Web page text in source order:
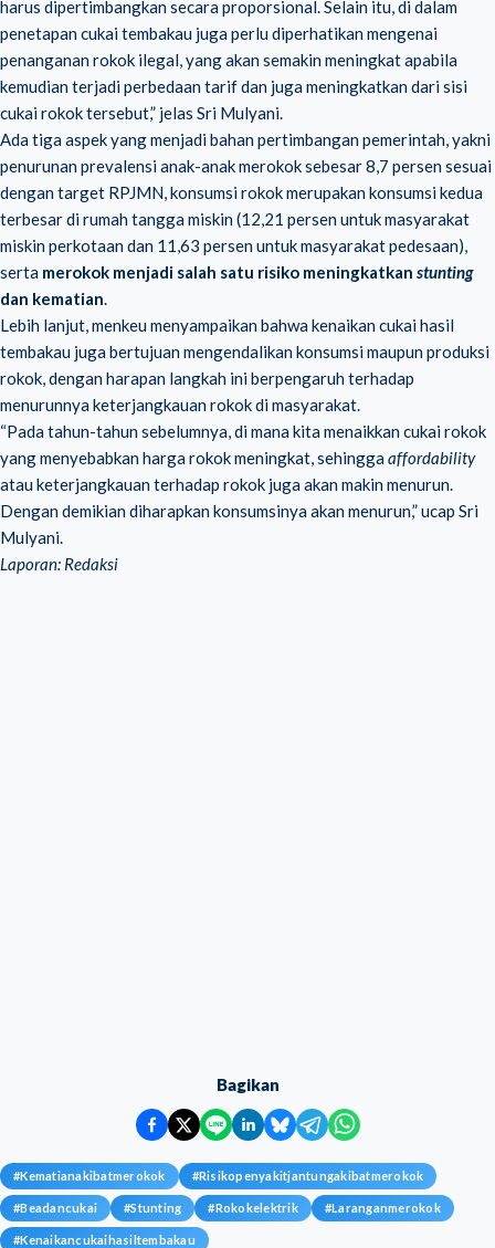
harus dipertimbangkan secara proporsional. Selain itu, di dalam
penetapan cukai tembakau juga perlu diperhatikan mengenai
penanganan rokok ilegal, yang akan semakin meningkat apabila
kemudian terjadi perbedaan tarif dan juga meningkatkan dari sisi
cukai rokok tersebut,” jelas Sri Mulyani.
Ada tiga aspek yang menjadi bahan pertimbangan pemerintah, yakni
penurunan prevalensi anak-anak merokok sebesar 8,7 persen sesuai
dengan target RPJMN, konsumsi rokok merupakan konsumsi kedua
terbesar di rumah tangga miskin (12,21 persen untuk masyarakat
miskin perkotaan dan 11,63 persen untuk masyarakat pedesaan),
serta merokok menjadi salah satu risiko meningkatkan stunting
dan kematian.
Lebih lanjut, menkeu menyampaikan bahwa kenaikan cukai hasil
tembakau juga bertujuan mengendalikan konsumsi maupun produksi
rokok, dengan harapan langkah ini berpengaruh terhadap
menurunnya keterjangkauan rokok di masyarakat.
“Pada tahun-tahun sebelumnya, di mana kita menaikkan cukai rokok
yang menyebabkan harga rokok meningkat, sehinggaaffordability
atau keterjangkauan terhadap rokok juga akan makin menurun.
Dengan demikian diharapkan konsumsinya akan menurun,” ucap Sri
Mulyani.
Laporan: Redaksi
Bagikan
#Kematianakibatmerokok #Risikopenyakitjantungakibatmerokok
#Beadancukai #Stunting #Rokokelektrik #Laranganmerokok
#Kenaikancukaihasiltembakau